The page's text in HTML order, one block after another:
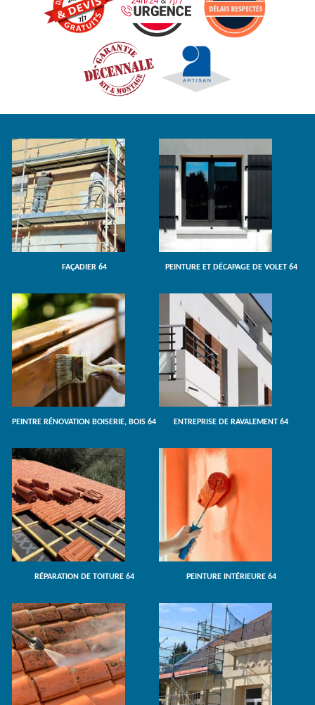
FAÇADIER 64 PEINTURE ET DÉCAPAGE DE VOLET 64
PEINTRE RÉNOVATION BOISERIE, BOIS 64 ENTREPRISE DE RAVALEMENT 64
RÉPARATION DE TOITURE 64 PEINTURE INTÉRIEURE 64